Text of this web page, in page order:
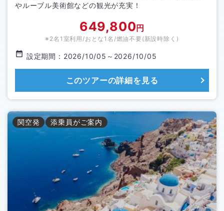
やルーブル美術館などの観光が充実！
649,800 円
※2名1室利用/おとな1名/燃油不要(新設時除く)
設定期間： 2026/10/05 ～ 2026/10/05
このツアーの詳細を見る
関空発 添乗員がご案内